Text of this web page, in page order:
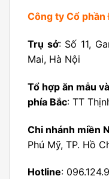
Công ty Cổ
Trụ sở: Số 11,
Mai, Hà Nội
Tổ hợp ăn mẫu
phía Bắc: TT
Chi nhánh miền
Phú Mỹ, TP. Hồ
Hotline: